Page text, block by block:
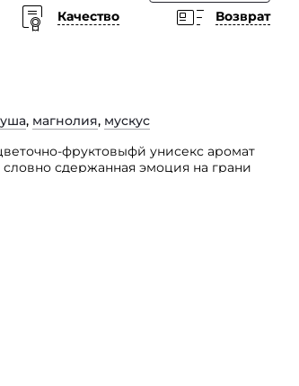
Качество
Возврат
, магнолия, мускус
фруктовыфй унисекс аромат
сдержанная эмоция на грани